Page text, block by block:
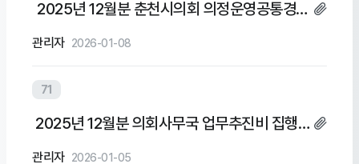
2025년 12월분 춘천시의회 의정운영공통경비
관리자 2026-01-08
71
2025년 12월분 의회사무국 업무추진비 집행내
관리자 2026-01-05